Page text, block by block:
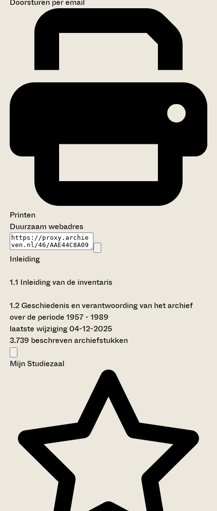
Printen
Duurzaam webadres
Inleiding
1.1 Inleiding van de inventaris
1.2Geschiedenis en verantwoording van het archief
over de periode 1957 - 1989
laatste wijziging 04-12-2025
3.739 beschreven archiefstukken
Mijn Studiezaal